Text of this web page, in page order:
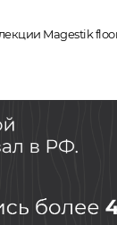
Magestik